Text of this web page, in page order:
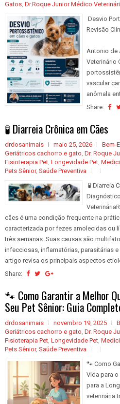
Gatos, Dr.Roque Junior Médico
Desvio
Revisão
Antonio de
Veterinário
vascular
anômala
Share:
🧪 Diarreia Crônica em Cães
drdosanimais maio 25, 2026 Bem-
Geriátricos cachorro e gato, Dr. Roque
Fisioterapia Pet, Longevidade Pet,
Pets Sênior, Saúde Preventiva
🧪 Diarreia
cães é uma condição frequente na
caracterizada por fezes amolecidas ou
três semanas. Suas causas são
infecciosas, inflamatórias, parasitárias
artigo revisa os principais aspectos
Share:
🐾 Como Garantir a Melhor
Seu Pet Sênior: Guia
drdosanimais novembro 19, 2025
Geriátricos cachorro e gato, Dr. Roque
Fisioterapia Pet, Longevidade Pet,
Pets Sênior, Saúde Preventiva
🐾 Como
Vida para o
para a
veterinária